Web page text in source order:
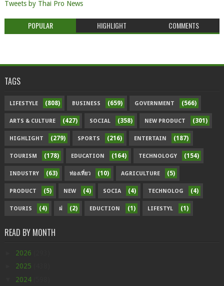
Tweets by Thai Pro News
POPULAR HIGHLIGHT COMMENTS
TAGS
LIFESTYLE (808) BUSINESS (659) GOVERNMENT (566)
ARTS & CULTURE (427) SOCIAL (358) NEW PRODUCT (301)
HIGHLIGHT (279) SPORTS (216) ENTERTAIN (187)
TOURISM (178) EDUCATION (164) TECHNOLOGY (154)
INDUSTRY (63) ท่องเที่ยว (10) AGRICULTURE (5)
PRODUCT (5) NEW (4) SOCIA (4) TECHNOLOG (4)
TOURIS (4) ฝ (2) EDUCTION (1) LIFESTYL (1)
READ BY MONTH
2026
2025
2024